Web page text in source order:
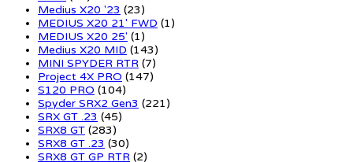
Medius X20 '23 (23)
MEDIUS X20 21' FWD (1)
MEDIUS X20 25' (1)
Medius X20 MID (143)
MINI SPYDER RTR (7)
Project 4X PRO (147)
S120 PRO (104)
Spyder SRX2 Gen3 (221)
SRX GT .23 (45)
SRX8 GT (283)
SRX8 GT .23 (30)
SRX8 GT GP RTR (2)